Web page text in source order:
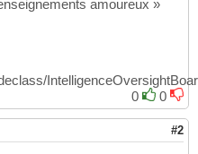
amoureux »
0
0
#2